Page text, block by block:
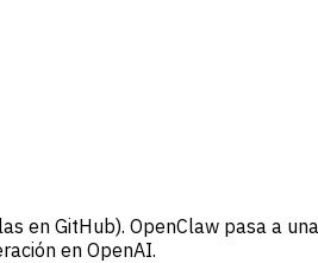
en GitHub). OpenClaw pasa a
en OpenAI.